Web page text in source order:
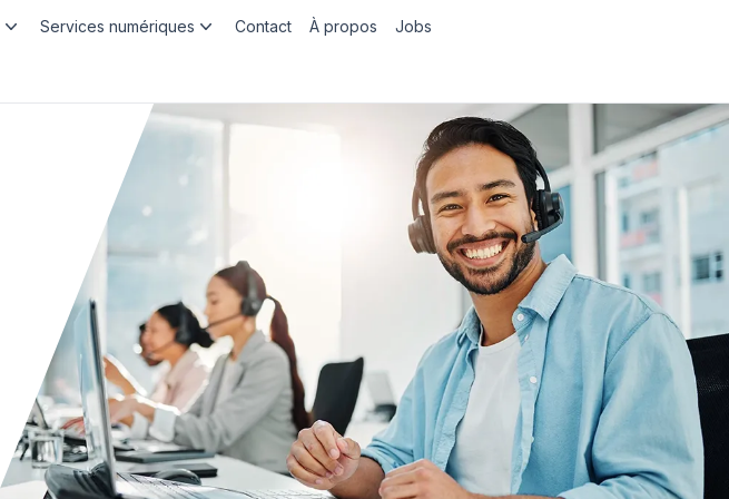
Services numériques Contact À propos Jobs